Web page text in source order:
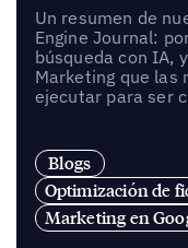
Un resumen de
Engine Journal:
búsqueda con IA,
Marketing que las
ejecutar para ser
Blogs
Optimización de
Marketing en